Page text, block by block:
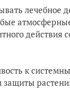
лечебное
действия
к
защиты